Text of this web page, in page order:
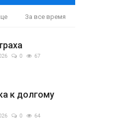
За все время
0 67
к долгому
0 64